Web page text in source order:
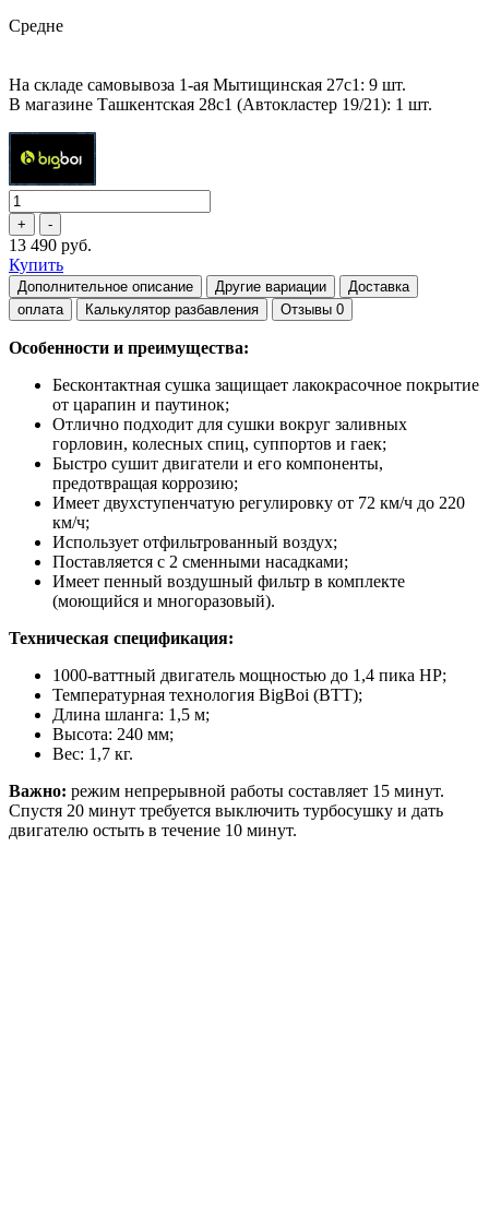
Средне
На складе самовывоза 1-ая Мытищинская 27с1: 9 шт.
В магазине Ташкентская 28с1 (Автокластер 19/21): 1 шт.
13 490 руб.
Купить
Дополнительное описание Другие вариации
Доставка
оплата
Калькулятор разбавления Отзывы 0
Особенности и преимущества:
Бесконтактная сушка защищает лакокрасочное покрытие
от царапин и паутинок;
Отлично подходит для сушки вокруг заливных
горловин, колесных спиц, суппортов и гаек;
Быстро сушит двигатели и его компоненты,
предотвращая коррозию;
Имеет двухступенчатую регулировку от 72 км/ч до 220
км/ч;
Использует отфильтрованный воздух;
Поставляется с 2 сменными насадками;
Имеет пенный воздушный фильтр в комплекте
(моющийся и многоразовый).
Техническая спецификация:
1000-ваттный двигатель мощностью до 1,4 пика HP;
Температурная технология BigBoi (BTT);
Длина шланга: 1,5 м;
Высота: 240 мм;
Вес: 1,7 кг.
Важно: режим непрерывной работы составляет 15 минут.
Спустя 20 минут требуется выключить турбосушку и дать
двигателю остыть в течение 10 минут.